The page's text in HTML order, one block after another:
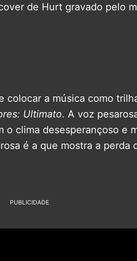
de Hurt gravado pelo
colocar a música como
Ultimato. A voz
o clima desesperançoso e
é a que mostra a perda
PUBLICIDADE